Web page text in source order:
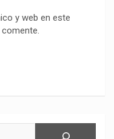
y web en este